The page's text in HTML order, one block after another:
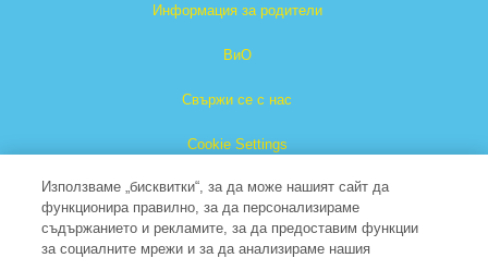
Информация за родители
ВиО
Свържи се с нас
Cookie Settings
Използваме „бисквитки“, за да може нашият сайт да
функционира правилно, за да персонализираме
съдържанието и рекламите, за да предоставим функции
за социалните мрежи и за да анализираме нашия